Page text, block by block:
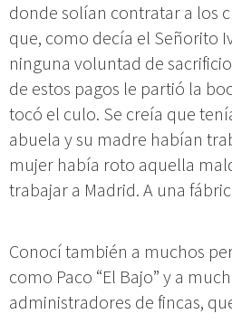
donde solían contratar a los
que, como decía el Señorito
ninguna voluntad de
de estos pagos le partió la
tocó el culo. Se creía que
abuela y su madre habían
mujer había roto aquella
trabajar a Madrid. A una
Conocí también a muchos
como Paco “El Bajo” y a
administradores de fincas,